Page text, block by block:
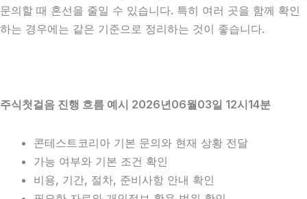
문의할 때 혼선을 줄일 수 있습니다. 특히 여러 곳을 함께 확인
하는 경우에는 같은 기준으로 정리하는 것이 좋습니다.
주식첫걸음 진행 흐름 예시 2026년06월03일 12시14분
콘테스트코리아 기본 문의와 현재 상황 전달
가능 여부와 기본 조건 확인
비용, 기간, 절차, 준비사항 안내 확인